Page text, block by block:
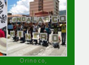
Orinoco,